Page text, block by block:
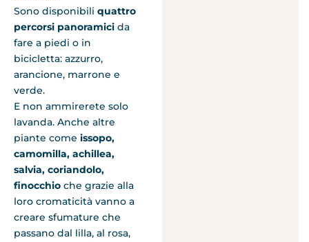
Sono disponibili quattro
percorsi panoramici da
fare a piedi o in
bicicletta: azzurro,
arancione, marrone e
verde.
E non ammirerete solo
lavanda. Anche altre
piante come issopo,
camomilla, achillea,
salvia, coriandolo,
finocchio che grazie alla
loro cromaticità vanno a
creare sfumature che
passano dal lilla, al rosa,